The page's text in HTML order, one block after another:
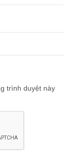
trình duyệt này